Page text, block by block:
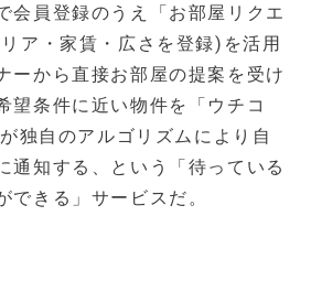
会員登録のうえ「お部屋リクエ
ア・家賃・広さを登録)を活用
ーから直接お部屋の提案を受け
望条件に近い物件を「ウチコ
独自のアルゴリズムにより自
通知する、という「待っている
できる」サービスだ。